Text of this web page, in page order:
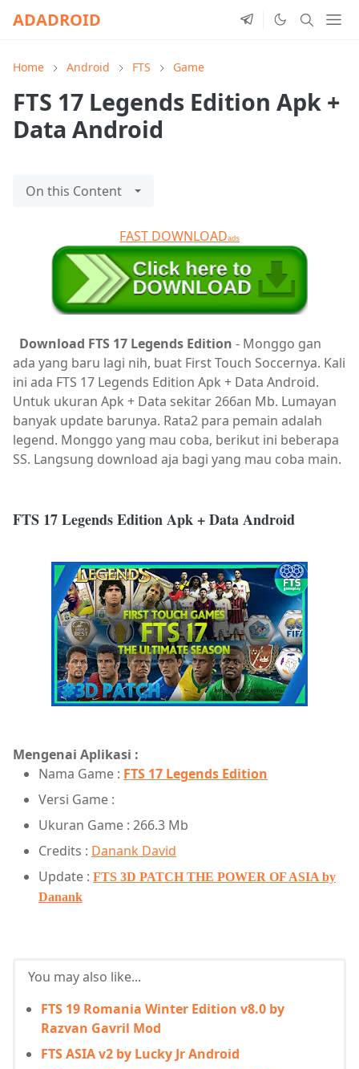
ADADROID
Home Android FTS Game
FTS 17 Legends Edition Apk +
Data Android
On this Content
FAST DOWNLOADads
Download FTS 17 Legends Edition - Monggo gan
ada yang baru lagi nih, buat First Touch Soccernya. Kali
ini ada FTS 17 Legends Edition Apk + Data Android.
Untuk ukuran Apk + Data sekitar 266an Mb. Lumayan
banyak update barunya. Rata2 para pemain adalah
legend. Monggo yang mau coba, berikut ini beberapa
SS. Langsung download aja bagi yang mau coba main.
FTS 17 Legends Edition Apk + Data Android
Mengenai Aplikasi :
Nama Game : FTS 17 Legends Edition
Versi Game :
Ukuran Game : 266.3 Mb
Credits : Danank David
Update : FTS 3D PATCH THE POWER OF ASIA by
Danank
You may also like...
FTS 19 Romania Winter Edition v8.0 by
Razvan Gavril Mod
FTS ASIA v2 by Lucky Jr Android